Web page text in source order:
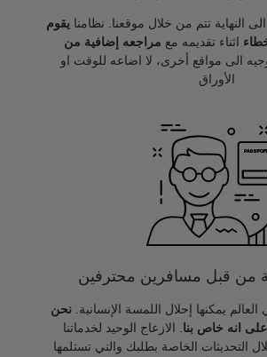
النهاية تتم من خلال موقعنا. نظامنا يقوم
اثناء تقديمه مع مراجعه إضافية من
توجيه الى مواقع أخرى، لا اضاعه للوقت او
الأوراق
من قبل مسافرين محترفين
يمكنها إحلال اللمسة الإنسانية. نحن
انه خاص بنا . الازعاج الوحيد لخدماتنا
التحديثات الخاصة بطلبك والتي تستلمها